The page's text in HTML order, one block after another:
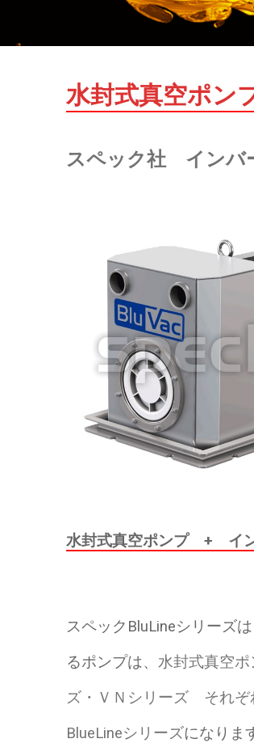
水封式真空ポン
スペック社 インバ
水封式真空ポンプ + イ
スペックBluLineシリーズ
るポンプは、 水封式真空
ズ・ＶＮシリーズ それぞ
BlueLineシリーズになりま